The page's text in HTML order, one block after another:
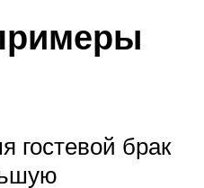
гостевой брак